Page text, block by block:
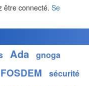
être connecté. Se
Ada gnoga
FOSDEM sécurité